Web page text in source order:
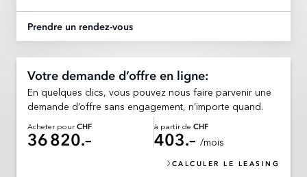
Prendre un rendez-vous
Votre demande d’offre en ligne:
En quelques clics, vous pouvez nous faire parvenir une
demande d’offre sans engagement, n’importe quand.
Acheter pour CHF
36 820.–
à partir de CHF
403.– /mois
CALCULER LE LEASING